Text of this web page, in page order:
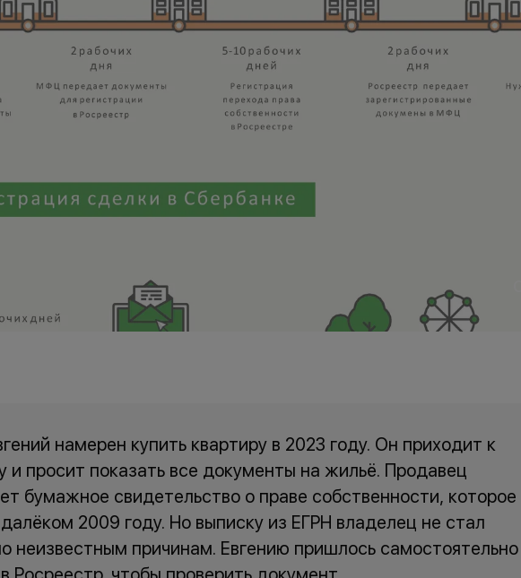
намерен купить квартиру в 2023 году. Он приходит к
и просит показать все документы на жильё. Продавец
бумажное свидетельство о праве собственности, которое
2009 году. Но выписку из ЕГРН владелец не стал
неизвестным причинам. Евгению пришлось самостоятельно